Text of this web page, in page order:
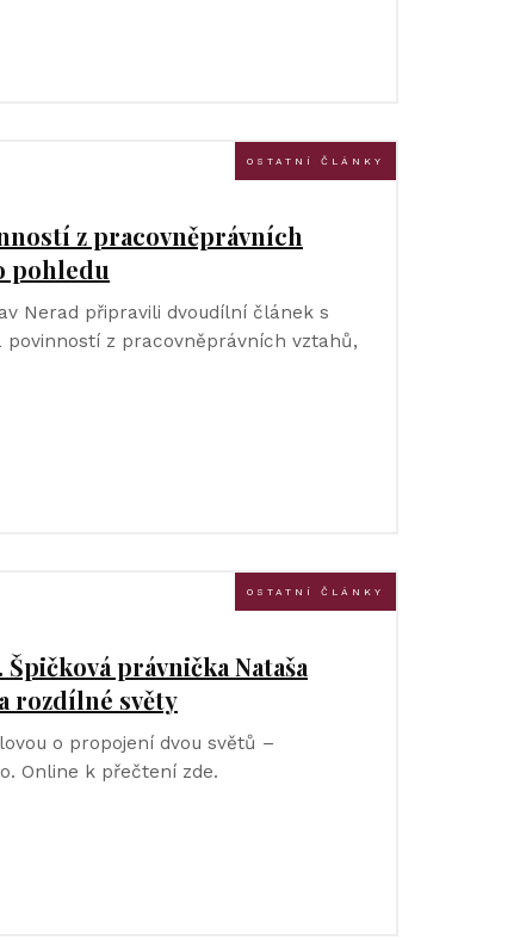
OSTATNÍ ČLÁNKY
z pracovněprávních
pohledu
Nerad připravili dvoudílní článek s
z pracovněprávních vztahů,
OSTATNÍ ČLÁNKY
právnička Nataša
rozdílné světy
o propojení dvou světů –
Online k přečtení zde.